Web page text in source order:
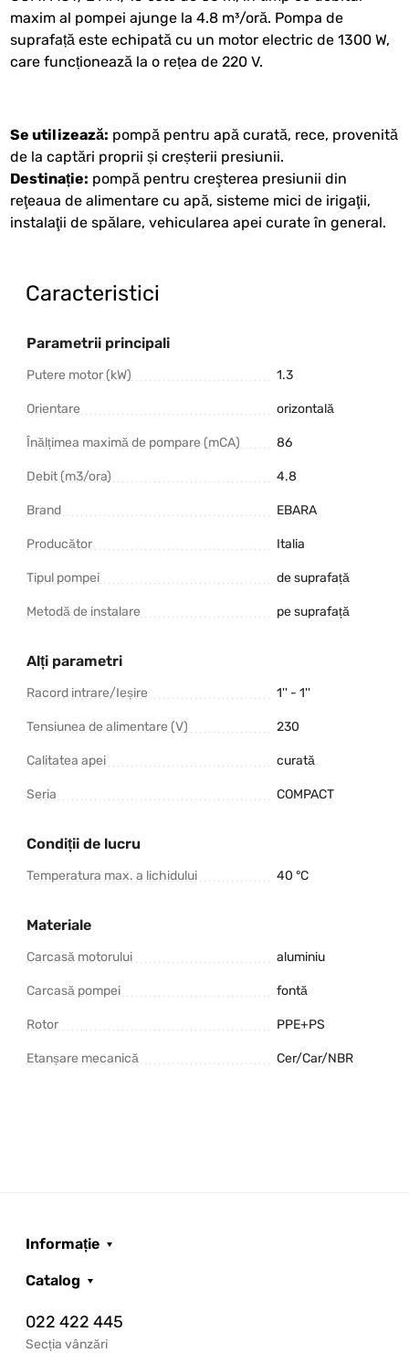
maxim al pompei ajunge la 4.8 m³/oră. Pompa de
suprafață este echipată cu un motor electric de 1300 W,
care funcționează la o rețea de 220 V.
Se utilizează: pompă pentru apă curată, rece, provenită
de la captări proprii și creșterii presiunii.
Destinație: pompă pentru creşterea presiunii din
reţeaua de alimentare cu apă, sisteme mici de irigaţii,
instalaţii de spălare, vehicularea apei curate în general.
Caracteristici
Parametrii principali
Putere motor (kW) 1.3
Orientare orizontală
Înălțimea maximă de pompare (mCA) 86
Debit (m3/ora) 4.8
Brand EBARA
Producător Italia
Tipul pompei de suprafață
Metodă de instalare pe suprafață
Alți parametri
Racord intrare/Ieșire 1'' - 1''
Tensiunea de alimentare (V) 230
Calitatea apei curată
Seria COMPACT
Condiții de lucru
Temperatura max. a lichidului 40 °C
Materiale
Carcasă motorului aluminiu
Carcasă pompei fontă
Rotor PPE+PS
Etanșare mecanică Cer/Car/NBR
Informație
Catalog
022 422 445
Secția vânzări